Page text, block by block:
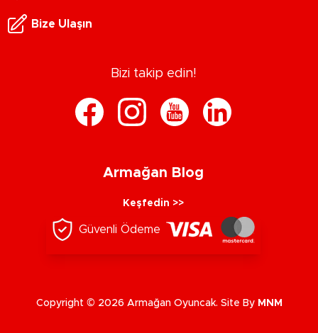
Bize Ulaşın
Bizi takip edin!
Armağan Blog
Keşfedin >>
Güvenli Ödeme
Copyright © 2026 Armağan Oyuncak. Site By MNM